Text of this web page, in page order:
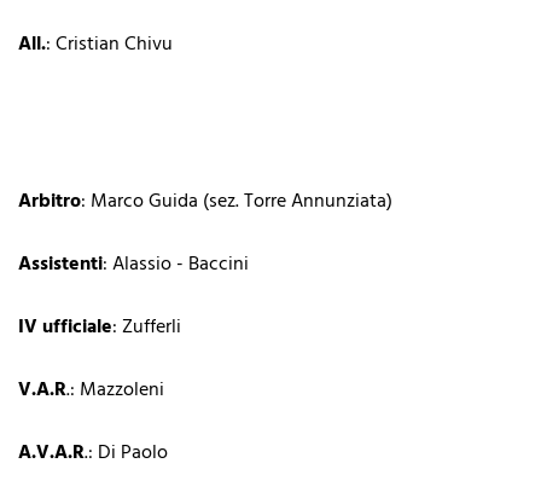
All.: Cristian Chivu
Arbitro: Marco Guida (sez. Torre Annunziata)
Assistenti: Alassio - Baccini
IV ufficiale: Zufferli
V.A.R.: Mazzoleni
A.V.A.R.: Di Paolo